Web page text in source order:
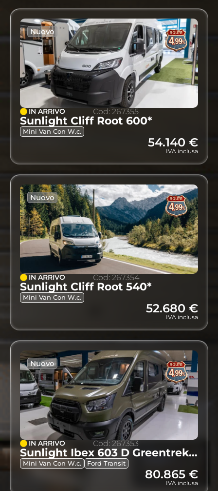
Nuovo
IN ARRIVO Cod: 267355
Sunlight Cliff Root 600*
Mini Van Con W.c.
54.140 €
IVA inclusa
Nuovo
IN ARRIVO Cod: 267354
Sunlight Cliff Root 540*
Mini Van Con W.c.
52.680 €
IVA inclusa
Nuovo
IN ARRIVO Cod: 267353
Sunlight Ibex 603 D Greentrek 4×4 My 2027**
Mini Van Con W.c. Ford Transit
80.865 €
IVA inclusa